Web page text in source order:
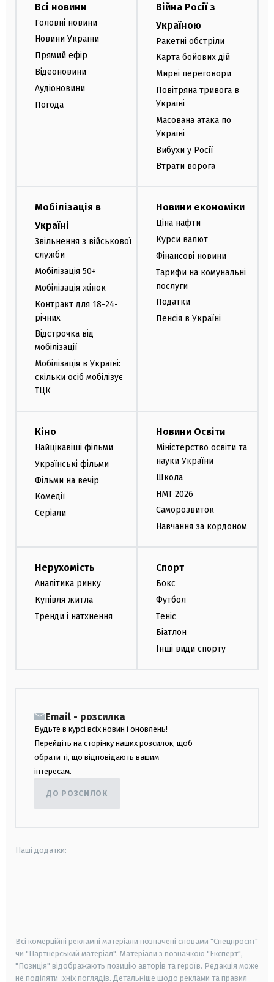
Всі новини
Головні новини
Новини України
Прямий ефір
Відеоновини
Аудіоновини
Погода
Війна Росії з
Україною
Ракетні обстріли
Карта бойових дій
Мирні переговори
Повітряна тривога в
Україні
Масована атака по
Україні
Вибухи у Росії
Втрати ворога
Мобілізація в
Україні
Звільнення з військової
служби
Мобілізація 50+
Мобілізація жінок
Контракт для 18-24-
річних
Відстрочка від
мобілізації
Мобілізація в Україні:
скільки осіб мобілізує
ТЦК
Новини економіки
Ціна нафти
Курси валют
Фінансові новини
Тарифи на комунальні
послуги
Податки
Пенсія в Україні
Кіно
Найцікавіші фільми
Українські фільми
Фільми на вечір
Комедії
Серіали
Новини Освіти
Міністерство освіти та
науки України
Школа
НМТ 2026
Саморозвиток
Навчання за кордоном
Нерухомість
Аналітика ринку
Купівля житла
Тренди і натхнення
Спорт
Бокс
Футбол
Теніс
Біатлон
Інші види спорту
Email - розсилка
Будьте в курсі всіх новин і оновлень!
Перейдіть на сторінку наших розсилок, щоб
обрати ті, що відповідають вашим
інтересам.
ДО РОЗСИЛОК
Наші додатки:
Всі комерційні рекламні матеріали позначені словами "Спецпроєкт"
чи "Партнерський матеріал". Матеріали з позначкою "Експерт",
"Позиція" відображають позицію авторів та героїв. Редакція може
не поділяти їхніх поглядів. Детальніше щодо реклами та правил